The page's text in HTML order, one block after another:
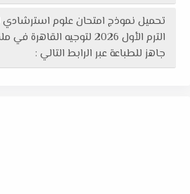
تحميل نموذج امتحان علوم استرشادي
جاهز للطباعة عبر الرابط التالي :